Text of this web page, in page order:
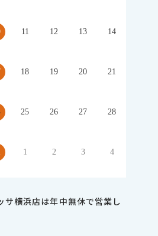
11 12 13 14
18 19 20 21
25 26 27 28
1 2 3 4
サ横浜店は年中無休で営業し